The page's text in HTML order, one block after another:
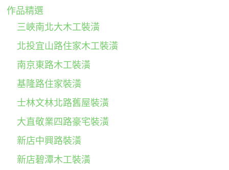
作品精選
三峽南北大木工裝潢
北投宜山路住家木工裝潢
南京東路木工裝潢
基隆路住家裝潢
士林文林北路舊屋裝潢
大直敬業四路豪宅裝潢
新店中興路裝潢
新店碧潭木工裝潢